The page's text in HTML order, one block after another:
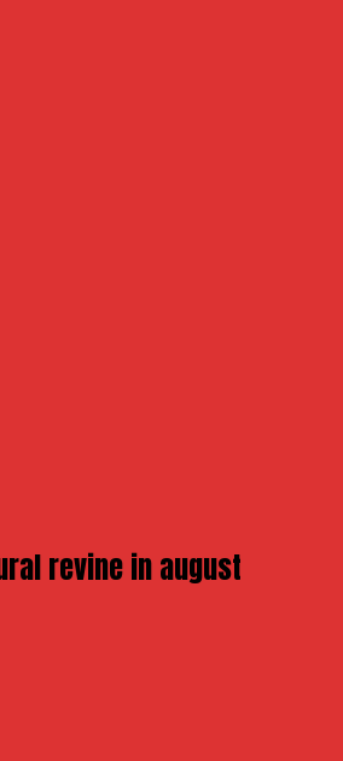
revine in august